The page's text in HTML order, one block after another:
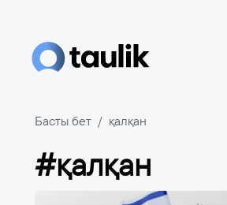
Басты бет қалқан
#қалқан